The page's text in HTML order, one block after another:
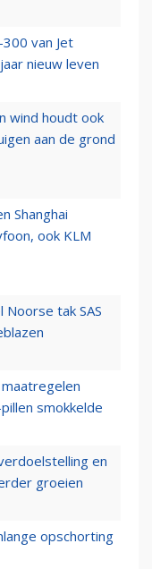
van Jet
nieuw leven
wind houdt ook
aan de grond
Shanghai
ook KLM
Noorse tak SAS
smokkelde
en
groeien
opschorting